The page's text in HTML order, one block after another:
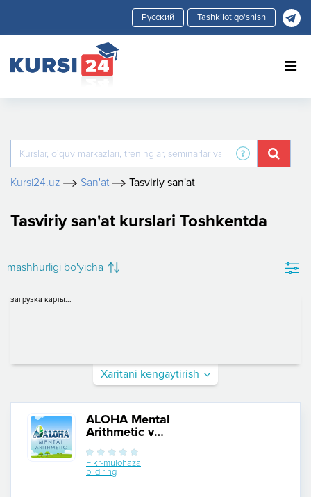
Tashkilot qo'shish
Kursi24.uz San'at Tasviriy san'at
Tasviriy san'at kurslari Toshkentda
mashhurligi bo'yicha
загрузка карты...
Xaritani kengaytirish
ALOHA Mental
Arithmetic v
Fikr-mulohaza
bildiring